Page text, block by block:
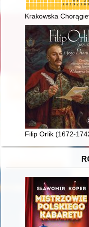
Krakowska
Filip Orlik (1672-